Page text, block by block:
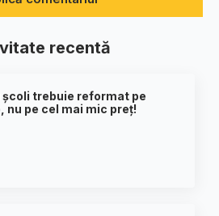
recentă
trebuie reformat pe
pe cel mai mic preț!